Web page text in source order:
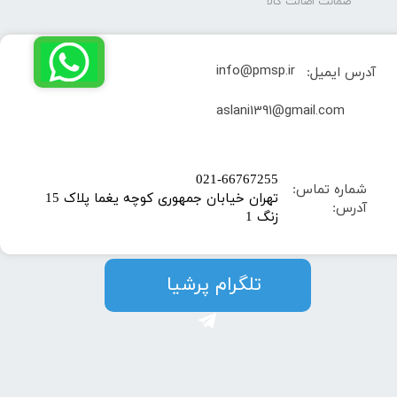
شماره تماس:
آدرس:
​021-66767255
تهران خیابان جمهوری کوچه یغما پلاک 15
زنگ 1
آدرس ایمیل:
info@pmsp.ir
​aslani1391@gmail.com
​​​​تلگرام پرشیا